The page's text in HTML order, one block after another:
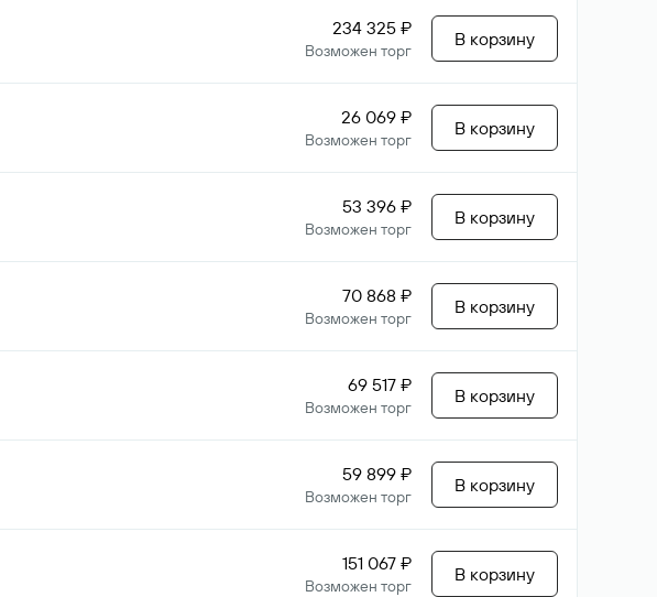
234 325 ₽
Возможен торг
В корзину
26 069 ₽
Возможен торг
В корзину
53 396 ₽
Возможен торг
В корзину
70 868 ₽
Возможен торг
В корзину
69 517 ₽
Возможен торг
В корзину
59 899 ₽
Возможен торг
В корзину
151 067 ₽
Возможен торг
В корзину